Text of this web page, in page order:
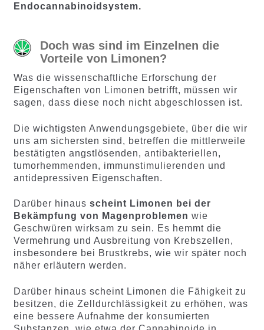
Endocannabinoidsystem.
Doch was sind im Einzelnen die
Vorteile von Limonen?
Was die wissenschaftliche Erforschung der
Eigenschaften von Limonen betrifft, müssen wir
sagen, dass diese noch nicht abgeschlossen ist.
Die wichtigsten Anwendungsgebiete, über die wir
uns am sichersten sind, betreffen die mittlerweile
bestätigten angstlösenden, antibakteriellen,
tumorhemmenden, immunstimulierenden und
antidepressiven Eigenschaften.
Darüber hinaus scheint Limonen bei der
Bekämpfung von Magenproblemen wie
Geschwüren wirksam zu sein. Es hemmt die
Vermehrung und Ausbreitung von Krebszellen,
insbesondere bei Brustkrebs, wie wir später noch
näher erläutern werden.
Darüber hinaus scheint Limonen die Fähigkeit zu
besitzen, die Zelldurchlässigkeit zu erhöhen, was
eine bessere Aufnahme der konsumierten